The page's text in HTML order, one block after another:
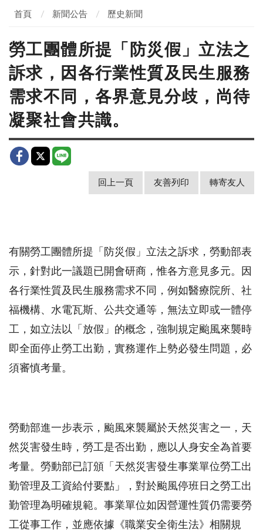
首頁 新聞公告 歷史新聞
勞工團體所提「防災假」立法之
訴求，因各行業性質及民生服務
需求不同，各界意見分歧，尚待
凝聚社會共識。
回上一頁 友善列印 轉寄友人
有關勞工團體所提「防災假」立法之訴求，勞動部表
示，針對此一議題已開會研商，惟各方意見多元。因
各行業性質及民生服務需求不同，例如醫療院所、社
福機構、水電瓦斯、公共交通等，無法立即或一體停
工，如立法以「放假」的概念，強制規定颱風來襲時
即全面停止勞工出勤，實務運作上勢必發生問題，必
須審慎考量。
勞動部進一步表示，颱風來襲屬於天然災害之一，天
然災害發生時，勞工是否出勤，應以人身安全為首要
考量。勞動部已訂頒「天然災害發生事業單位勞工出
勤管理及工資給付要點」，對於颱風停班日之勞工出
勤管理為明確規範。事業單位如因營運性質仍需要勞
工從事工作，並應依據《職業安全衛生法》相關規